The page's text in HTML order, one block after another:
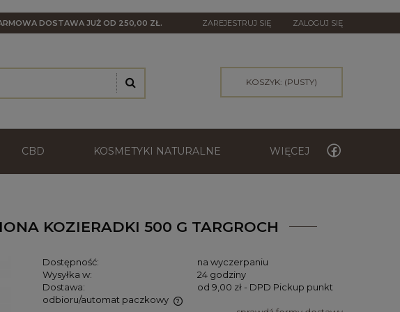
DOSTAWA JUŻ OD 250,00 ZŁ. ZAREJESTRUJ SIĘ ZALOGUJ SIĘ
KOSZYK: (PUSTY)
CBD KOSMETYKI NATURALNE WIĘCEJ
KOZIERADKI 500 G TARGROCH
Dostępność:
na wyczerpaniu
Wysyłka w:
24 godziny
Dostawa:
od 9,00 zł - DPD Pickup punkt
odbioru/automat paczkowy